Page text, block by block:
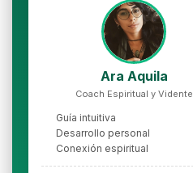
Ara Aquila
Coach Espiritual y Vidente
Guía intuitiva
Desarrollo personal
Conexión espiritual